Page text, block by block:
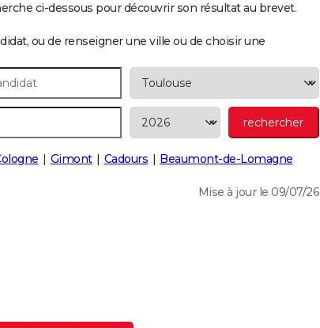
ci-dessous pour découvrir son résultat au brevet.
ou de renseigner une ville ou de choisir une
Gimont Cadours Beaumont-de-Lomagne
Mise à jour le 09/07/26